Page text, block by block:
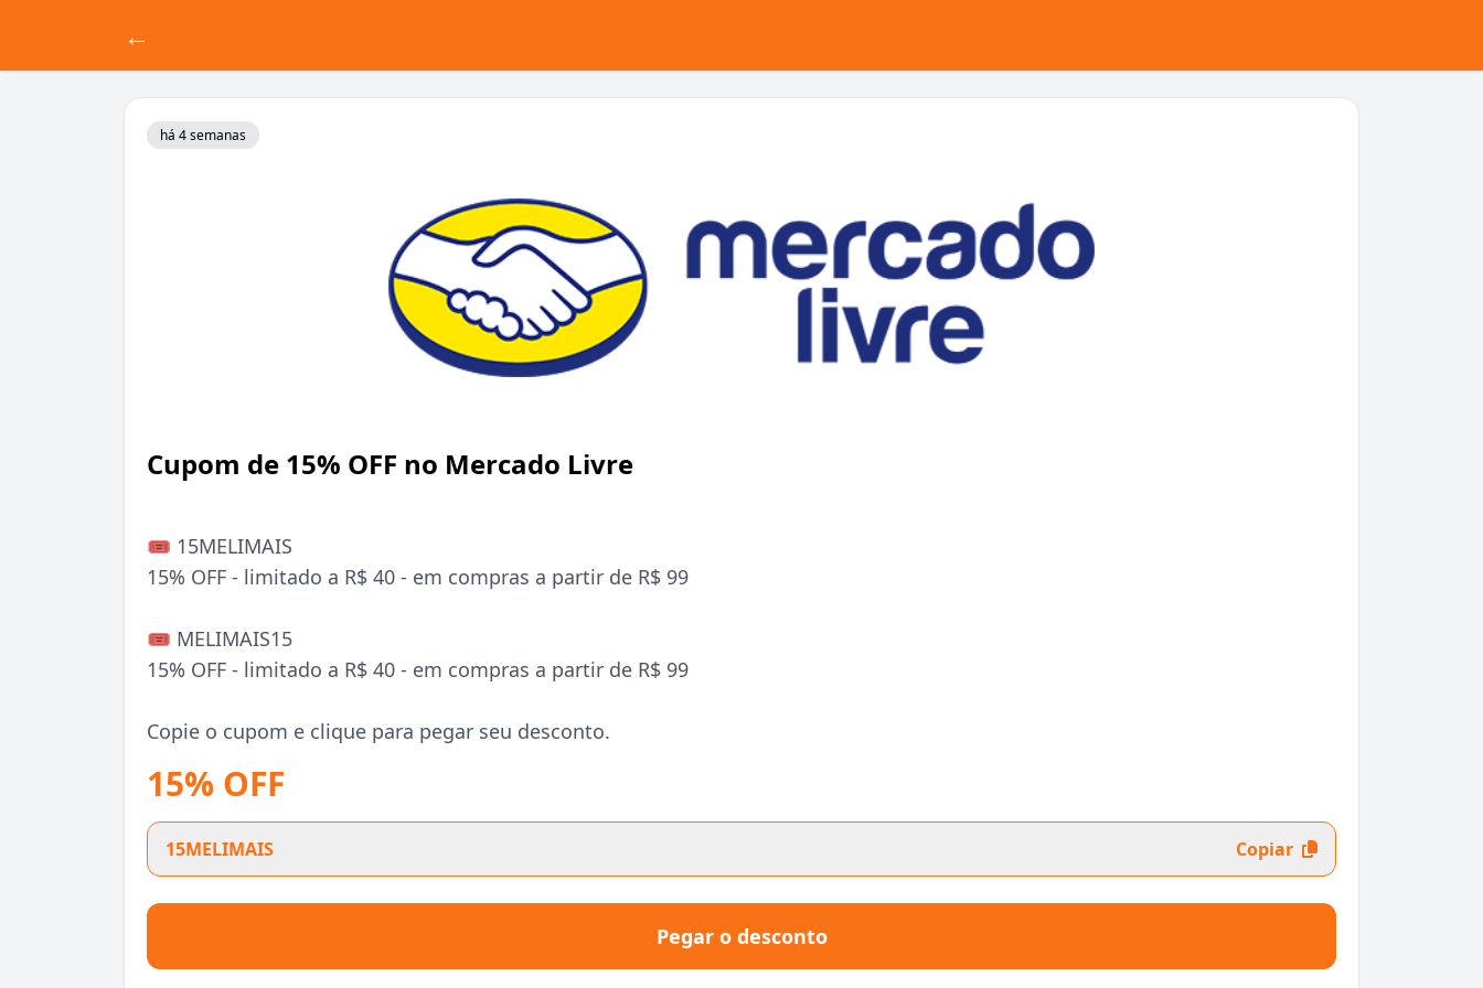
←
há 4 semanas
Cupom de 15% OFF no Mercado Livre
🎟️ 15MELIMAIS
15% OFF - limitado a R$ 40 - em compras a partir de R$ 99
🎟️ MELIMAIS15
15% OFF - limitado a R$ 40 - em compras a partir de R$ 99
Copie o cupom e clique para pegar seu desconto.
15% OFF
15MELIMAIS Copiar
Pegar o desconto